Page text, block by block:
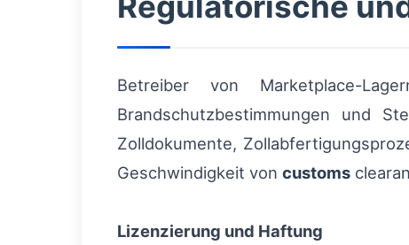
Betreiber von Marketplace-
Brandschutzbestimmungen und
Zolldokumente,
Geschwindigkeit von customs
Lizenzierung und Haftung